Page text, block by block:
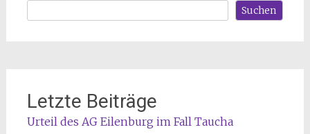
Suchen
Letzte Beiträge
Urteil des AG Eilenburg im Fall Taucha